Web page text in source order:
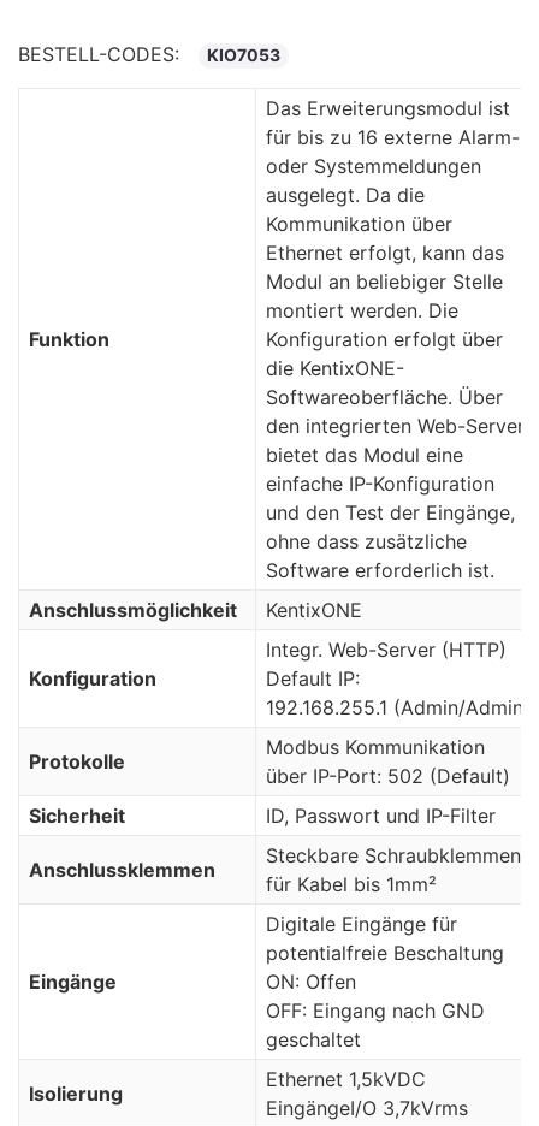
BESTELL-CODES: KIO7053
Funktion
Das Erweiterungsmodul ist
für bis zu 16 externe Alarm-
oder Systemmeldungen
ausgelegt. Da die
Kommunikation über
Ethernet erfolgt, kann das
Modul an beliebiger Stelle
montiert werden. Die
Konfiguration erfolgt über
die KentixONE-
Softwareoberfläche. Über
den integrierten Web-Server
bietet das Modul eine
einfache IP-Konfiguration
und den Test der Eingänge,
ohne dass zusätzliche
Software erforderlich ist.
Anschlussmöglichkeit KentixONE
Konfiguration
Integr. Web-Server (HTTP)
Default IP:
192.168.255.1 (Admin/Admin)
Protokolle
Modbus Kommunikation
über IP-Port: 502 (Default)
Sicherheit
ID, Passwort und IP-Filter
Anschlussklemmen
Steckbare Schraubklemmen
für Kabel bis 1mm²
Eingänge
Digitale Eingänge für
potentialfreie Beschaltung
ON: Offen
OFF: Eingang nach GND
geschaltet
Isolierung
Ethernet 1,5kVDC
EingängeI/O 3,7kVrms